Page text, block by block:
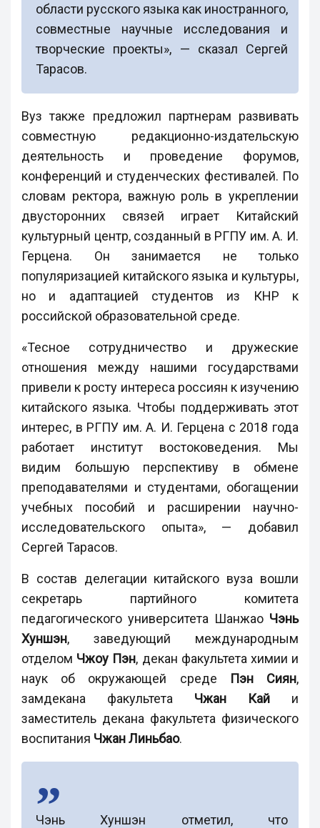
области русского языка как иностранного,
совместные научные исследования и
творческие проекты», — сказал Сергей
Тарасов.
Вуз также предложил партнерам развивать
совместную редакционно-издательскую
деятельность и проведение форумов,
конференций и студенческих фестивалей. По
словам ректора, важную роль в укреплении
двусторонних связей играет Китайский
культурный центр, созданный в РГПУ им. А. И.
Герцена. Он занимается не только
популяризацией китайского языка и культуры,
но и адаптацией студентов из КНР к
российской образовательной среде.
«Тесное сотрудничество и дружеские
отношения между нашими государствами
привели к росту интереса россиян к изучению
китайского языка. Чтобы поддерживать этот
интерес, в РГПУ им. А. И. Герцена с 2018 года
работает институт востоковедения. Мы
видим большую перспективу в обмене
преподавателями и студентами, обогащении
учебных пособий и расширении научно-
исследовательского опыта», — добавил
Сергей Тарасов.
В состав делегации китайского вуза вошли
секретарь партийного комитета
педагогического университета Шанжао Чэнь
Хуншэн, заведующий международным
отделом Чжоу Пэн, декан факультета химии и
наук об окружающей среде
Пэн Сиян,
замдекана факультета Чжан Кай и
заместитель декана факультета физического
воспитания Чжан Линьбао.
Чэнь Хуншэн отметил, что